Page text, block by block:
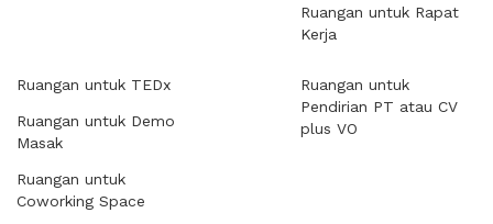
Ruangan untuk Rapat
Kerja
Ruangan untuk TEDx
Ruangan untuk Demo
Masak
Ruangan untuk
Coworking Space
Ruangan untuk
Pendirian PT atau CV
plus VO